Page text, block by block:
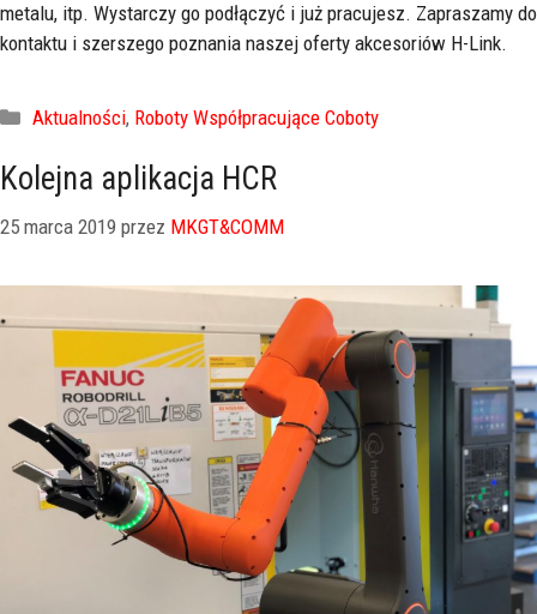
metalu, itp. Wystarczy go podłączyć i już pracujesz. Zapraszamy do
kontaktu i szerszego poznania naszej oferty akcesoriów H-Link.
Aktualności, Roboty Współpracujące Coboty
Kolejna aplikacja HCR
25 marca 2019 przez MKGT&COMM